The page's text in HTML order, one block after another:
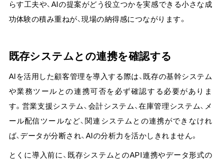
らす工夫や、AIの提案がどう役立つかを実感できる小さな成
功体験の積み重ねが、現場の納得感につながります。
既存システムとの連携を確認する
AIを活用した顧客管理を導入する際は、既存の基幹システム
や業務ツールとの連携可否を必ず確認する必要がありま
す。営業支援システム、会計システム、在庫管理システム、メ
ール配信ツールなど、関連システムとの連携ができなけれ
ば、データが分断され、AIの分析力を活かしきれません。
とくに導入前に、 既存システムとのAPI連携やデータ形式の